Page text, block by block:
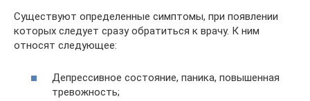
Существуют определенные симптомы, при появлении
которых следует сразу обратиться к врачу. К ним
относят следующее:
Депрессивное состояние, паника, повышенная
тревожность;